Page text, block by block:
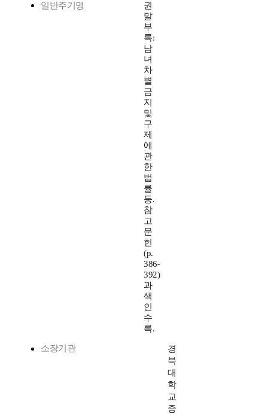
일반주기명
권
말
부
록:
남
녀
차
별
금
지
및
구
제
에
관
한
법
률
등.
참
고
문
헌
(p.
386-
392)
과
색
인
수
록.
소장기관
경
북
대
학
교
중